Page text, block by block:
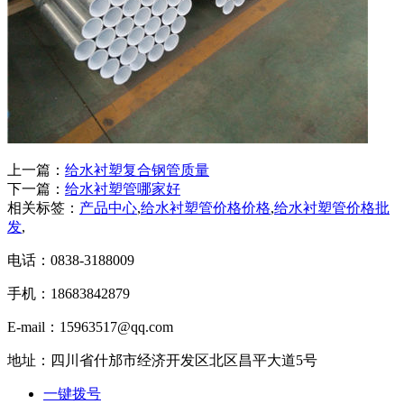
上一篇： 给水衬塑复合钢管质量
下一篇： 给水衬塑管哪家好
相关标签： 产品中心,给水衬塑管价格价格,给水衬塑管价格批
发,
电话：0838-3188009
手机：18683842879
E-mail：15963517@qq.com
地址：四川省什邡市经济开发区北区昌平大道5号
一键拨号